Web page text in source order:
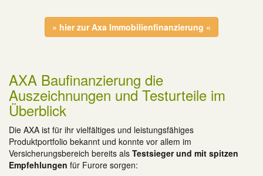
» hier zur Axa Immobilienfinanzierung «
AXA Baufinanzierung die
Auszeichnungen und Testurteile im
Überblick
Die AXA ist für ihr vielfältiges und leistungsfähiges
Produktportfolio bekannt und konnte vor allem im
Versicherungsbereich bereits als Testsieger und mit spitzen
Empfehlungen für Furore sorgen: